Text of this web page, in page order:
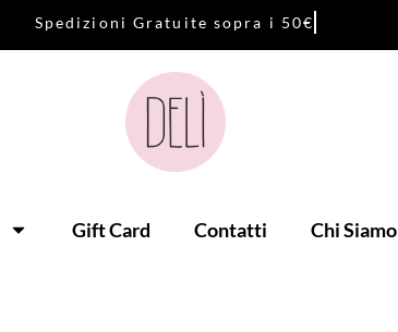
Sped izi on i Gratu ite sopra i 50€
Gift Card Contatti Chi Siamo